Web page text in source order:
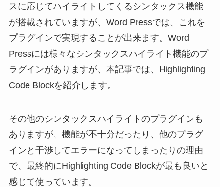
スに応じてハイライトしてくるシンタックス機能
が搭載されていますが、Word Pressでは、これを
プラグインで実現することが出来ます。Word
Pressには様々なシンタックスハイライト機能のプ
ラグインがありますが、本記事では、Highlighting
Code Blockを紹介します。
その他のシンタックスハイライトのプラグインも
ありますが、機能が不十分だったり、他のプラグ
インと干渉してエラーになってしまったりの理由
で、最終的にHighlighting Code Blockが最も良いと
感じて使っています。